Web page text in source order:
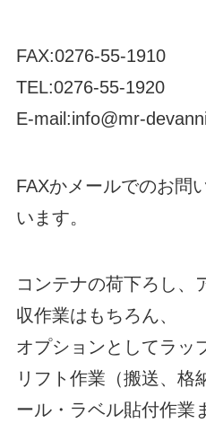
FAX:0276-55-1910
TEL:0276-55-1920
E-mail:info@mr-
FAXかメールでのお問
います。
コンテナの荷下ろし、
収作業はもちろん、
オプションとしてラッ
リフト作業（搬送、格
ール・ラベル貼付作業